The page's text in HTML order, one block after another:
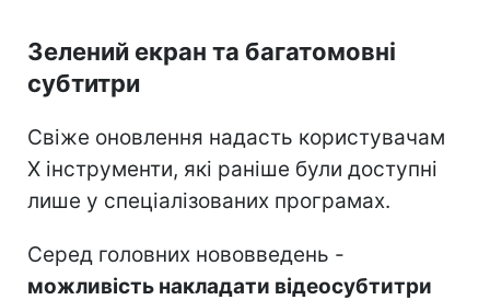
Зелений екран та багатомовні
субтитри
Свіже оновлення надасть користувачам
X інструменти, які раніше були доступні
лише у спеціалізованих програмах.
Серед головних нововведень -
можливість накладати відеосубтитри